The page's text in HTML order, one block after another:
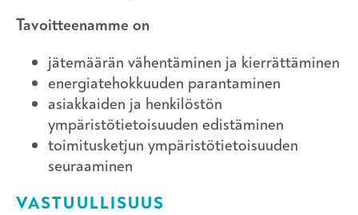
Tavoitteenamme on
jätemäärän vähentäminen ja kierrättäminen
energiatehokkuuden parantaminen
asiakkaiden ja henkilöstön
ympäristötietoisuuden edistäminen
toimitusketjun ympäristötietoisuuden
seuraaminen
VASTUULLISUUS